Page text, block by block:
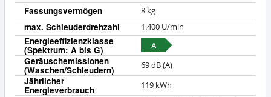
Fassungsvermögen 8 kg
max. Schleuderdrehzahl 1.400 U/min
Energieeffizienzklasse
(Spektrum: A bis G) A
Geräuschemissionen
(Waschen/Schleudern) 69 dB (A)
Jährlicher
Energieverbrauch 119 kWh